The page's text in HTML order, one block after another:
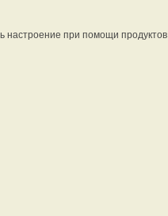
настроение при помощи продуктов